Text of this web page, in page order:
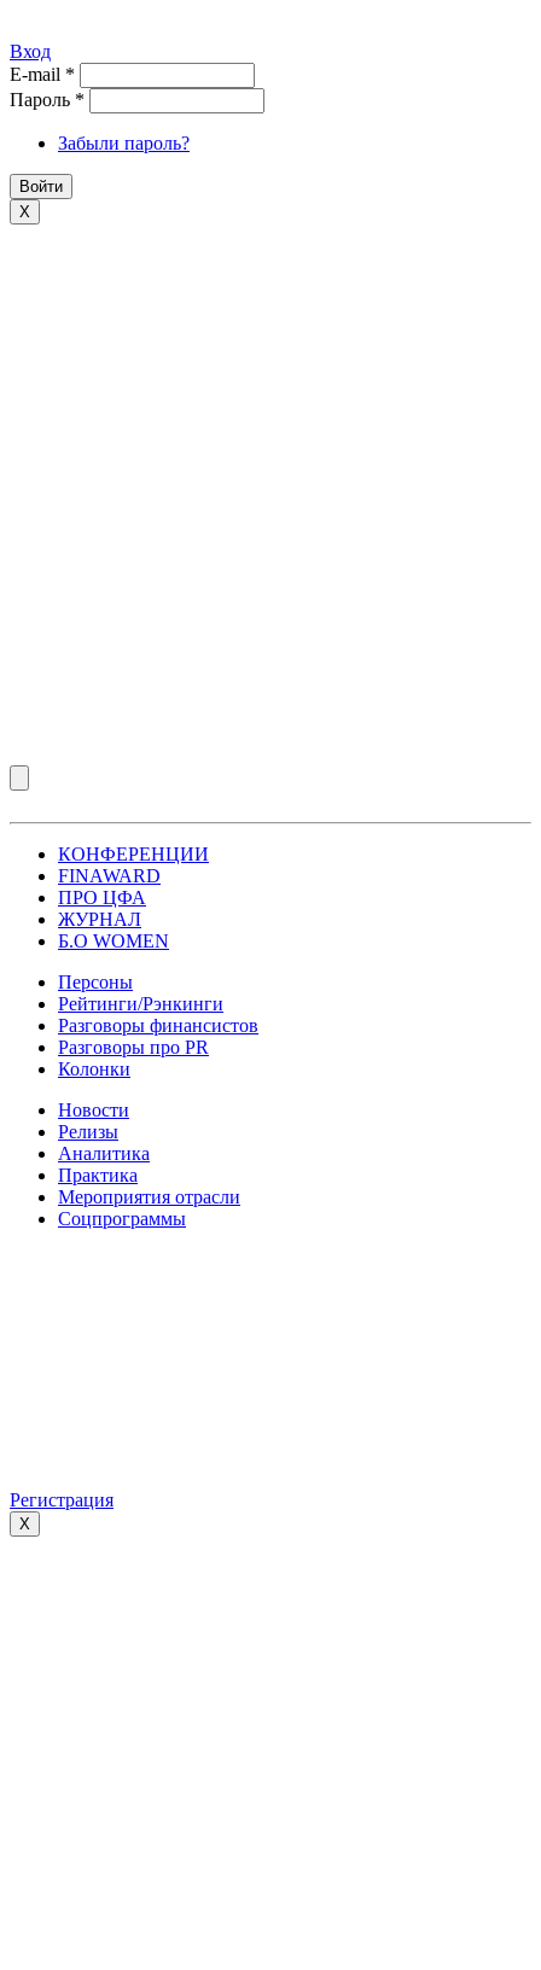
Вход
E-mail *
Пароль *
Забыли пароль?
X
КОНФЕРЕНЦИИ
FINAWARD
ПРО ЦФА
ЖУРНАЛ
Б.О WOMEN
Персоны
Рейтинги/Рэнкинги
Разговоры финансистов
Разговоры про PR
Колонки
Новости
Релизы
Аналитика
Практика
Мероприятия отрасли
Соцпрограммы
Регистрация
X